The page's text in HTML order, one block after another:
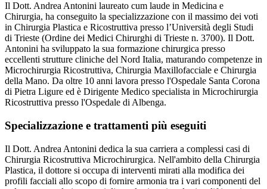
Il Dott. Andrea Antonini laureato cum laude in Medicina e
Chirurgia, ha conseguito la specializzazione con il massimo dei voti
in Chirurgia Plastica e Ricostruttiva presso l’Università degli Studi
di Trieste (Ordine dei Medici Chirurghi di Trieste n. 3700). Il Dott.
Antonini ha sviluppato la sua formazione chirurgica presso
eccellenti strutture cliniche del Nord Italia, maturando competenze in
Microchirurgia Ricostruttiva, Chirurgia Maxillofacciale e Chirurgia
della Mano. Da oltre 10 anni lavora presso l'Ospedale Santa Corona
di Pietra Ligure ed è Dirigente Medico specialista in Microchirurgia
Ricostruttiva presso l'Ospedale di Albenga.
Specializzazione e trattamenti più eseguiti
Il Dott. Andrea Antonini dedica la sua carriera a complessi casi di
Chirurgia Ricostruttiva Microchirurgica. Nell'ambito della Chirurgia
Plastica, il dottore si occupa di interventi mirati alla modifica dei
profili facciali allo scopo di fornire armonia tra i vari componenti del